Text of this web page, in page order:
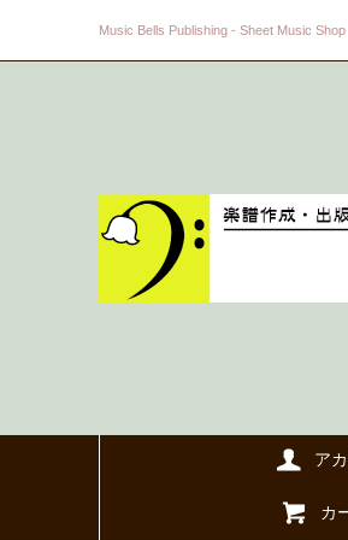
Music Bells Publishing - Sheet Music
ア
カ